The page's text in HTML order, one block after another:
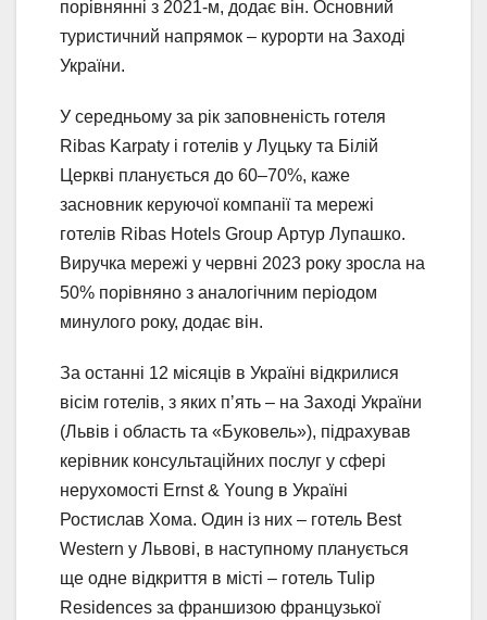
порівнянні з 2021-м, додає він. Основний
туристичний напрямок – курорти на Заході
України.
У середньому за рік заповненість готеля
Ribas Karpaty і готелів у Луцьку та Білій
Церкві планується до 60–70%, каже
засновник керуючої компанії та мережі
готелів Ribas Hotels Group Артур Лупашко.
Виручка мережі у червні 2023 року зросла на
50% порівняно з аналогічним періодом
минулого року, додає він.
За останні 12 місяців в Україні відкрилися
вісім готелів, з яких пʼять – на Заході України
(Львів і область та «Буковель»), підрахував
керівник консультаційних послуг у сфері
нерухомості Ernst & Young в Україні
Ростислав Хома. Один із них – готель Best
Western у Львові, в наступному планується
ще одне відкриття в місті – готель Tulip
Residences за франшизою французької